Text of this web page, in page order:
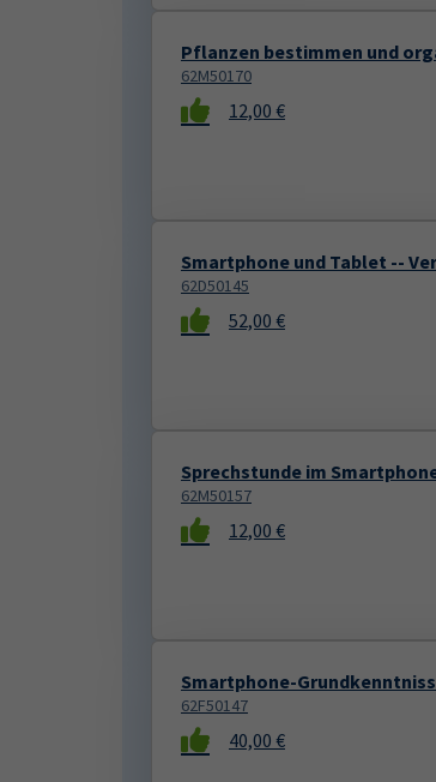
Pflanzen bestimmen und
62M50170
12,00 €
Smartphone und Tablet --
62D50145
52,00 €
Sprechstunde im
62M50157
12,00 €
Smartphone-
62F50147
40,00 €